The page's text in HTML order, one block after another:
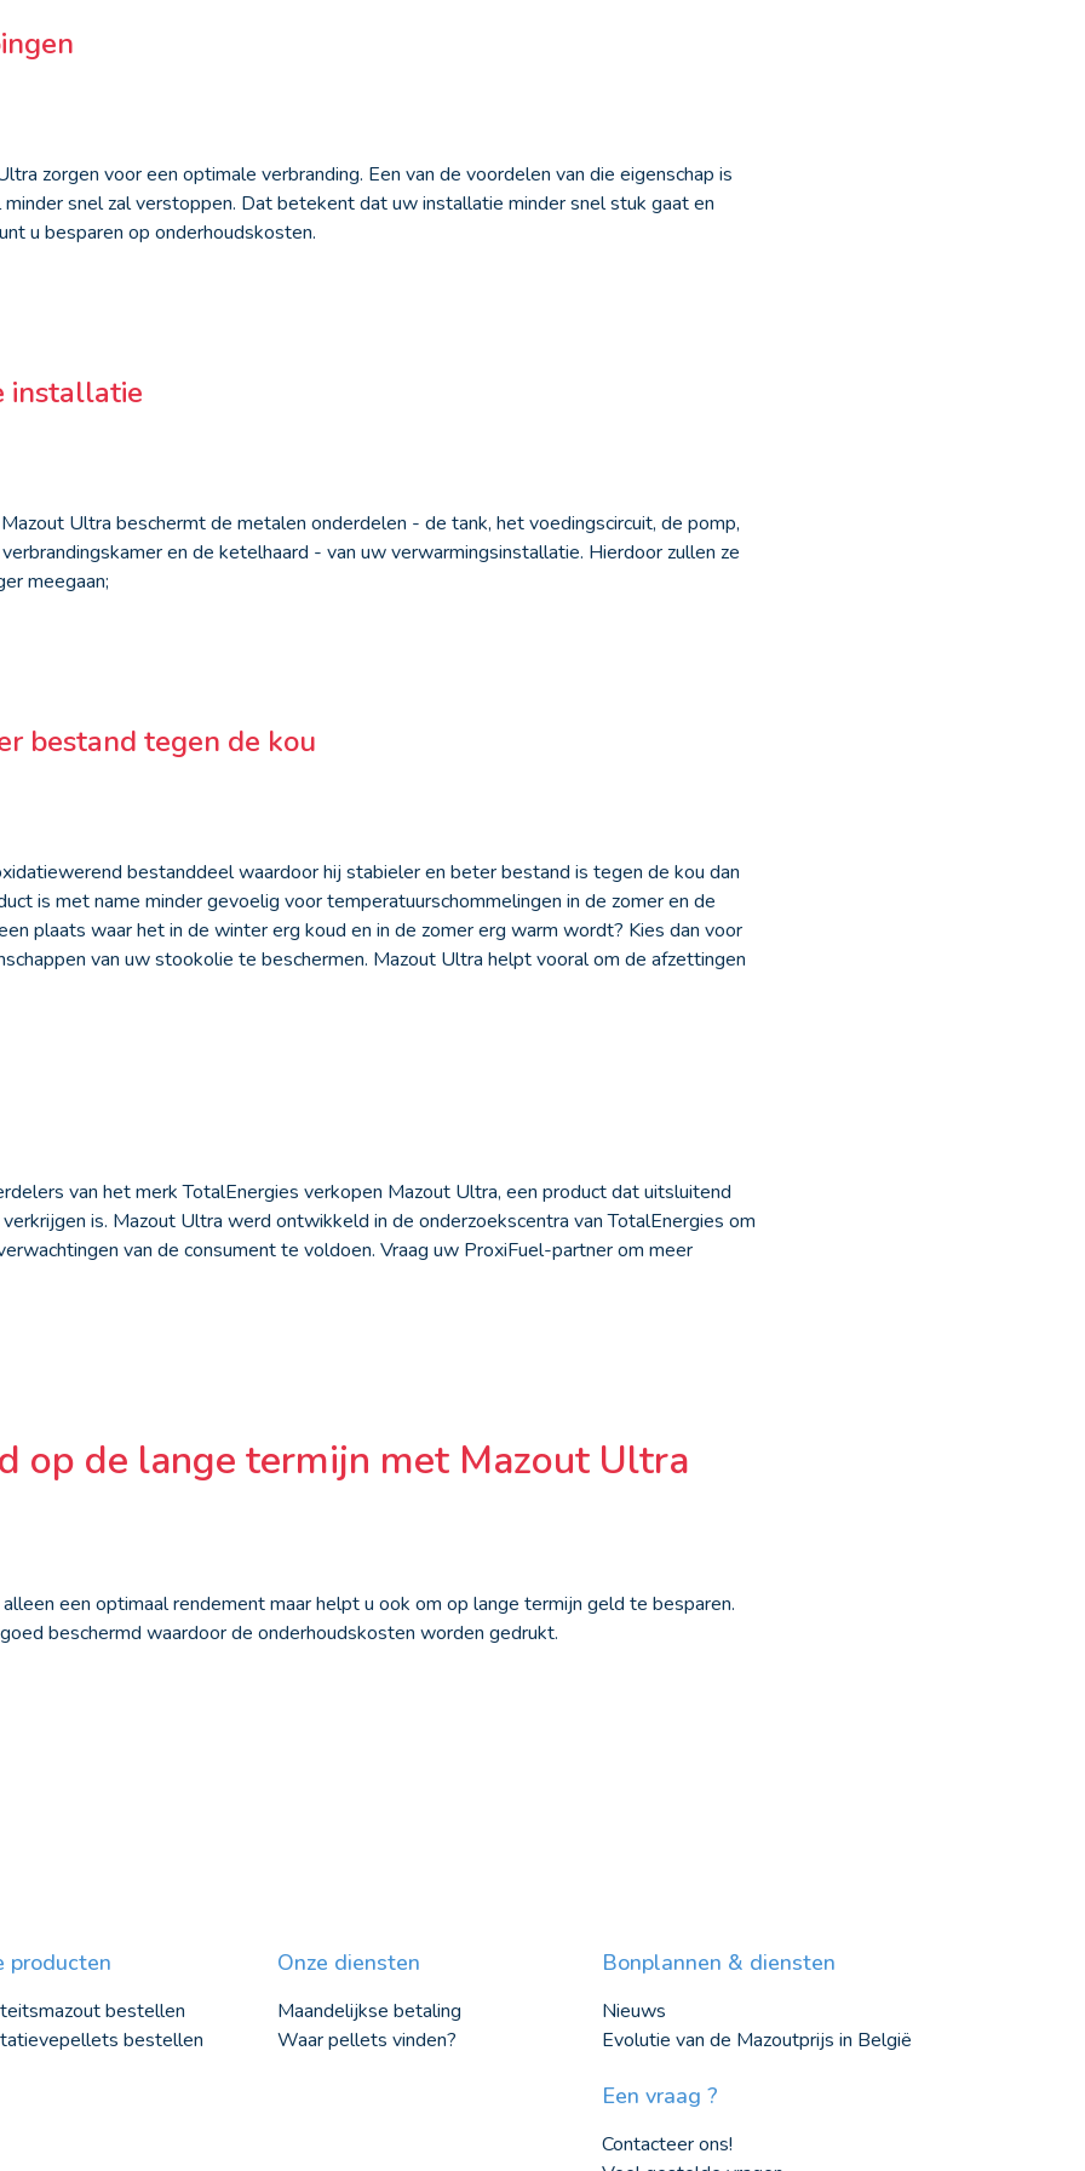
zorgen voor een optimale verbranding. Een van de voordelen van die eigenschap is
snel zal verstoppen. Dat betekent dat uw installatie minder snel stuk gaat en
u besparen op onderhoudskosten.
installatie
Ultra beschermt de metalen onderdelen - de tank, het voedingscircuit, de pomp,
en de ketelhaard - van uw verwarmingsinstallatie. Hierdoor zullen ze
meegaan;
bestand tegen de kou
bestanddeel waardoor hij stabieler en beter bestand is tegen de kou dan
is met name minder gevoelig voor temperatuurschommelingen in de zomer en de
plaats waar het in de winter erg koud en in de zomer erg warm wordt? Kies dan voor
van uw stookolie te beschermen. Mazout Ultra helpt vooral om de afzettingen
van het merk TotalEnergies verkopen Mazout Ultra, een product dat uitsluitend
is. Mazout Ultra werd ontwikkeld in de onderzoekscentra van TotalEnergies om
van de consument te voldoen. Vraag uw ProxiFuel-partner om meer
op de lange termijn met Mazout Ultra
een optimaal rendement maar helpt u ook om op lange termijn geld te besparen.
beschermd waardoor de onderhoudskosten worden gedrukt.
producten
bestellen
bestellen
Onze diensten
Maandelijkse betaling
Waar pellets vinden?
Bonplannen & diensten
Nieuws
Evolutie van de Mazoutprijs in België
Een vraag ?
Contacteer ons!